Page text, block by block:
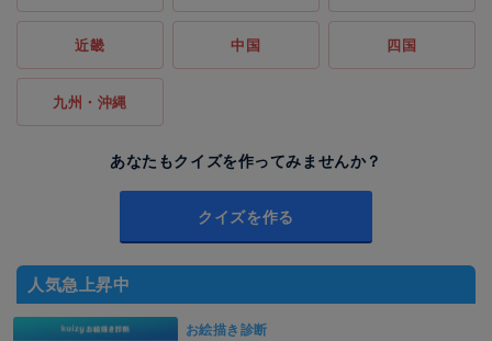
近畿 中国 四国
九州・沖縄
あなたもクイズを作ってみませんか？
クイズを作る
人気急上昇中
お絵描き診断